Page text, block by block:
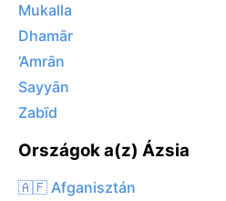
Mukalla
Dhamār
‘Amrān
Sayyān
Zabīd
Országok a(z) Ázsia
🇦🇫 Afganisztán